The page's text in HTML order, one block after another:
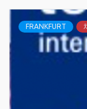
FRANKFURT